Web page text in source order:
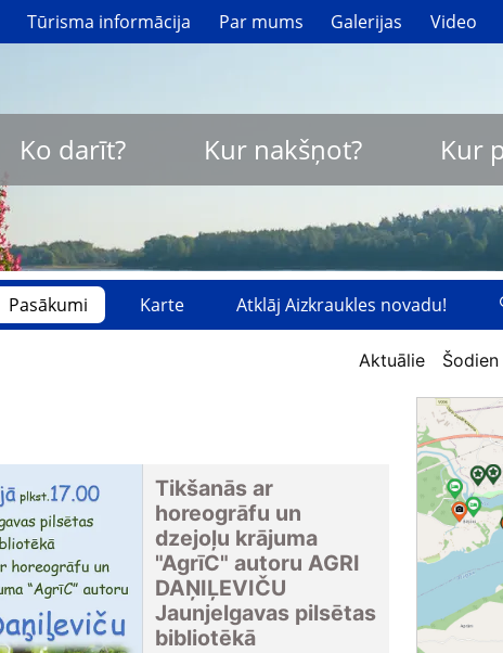
Tūrisma informācija Par mums Galerijas Video
Ko darīt? Kur nakšņot? Kur
Pasākumi Karte Atklāj Aizkraukles novadu!
Aktuālie Šodien
Tikšanās ar
horeogrāfu un
dzejoļu krājuma
"AgrīC" autoru AGRI
DAŅIĻEVIČU
Jaunjelgavas pilsētas
bibliotēkā